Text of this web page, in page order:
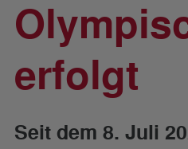
erfolgt
Seit dem 8. Juli